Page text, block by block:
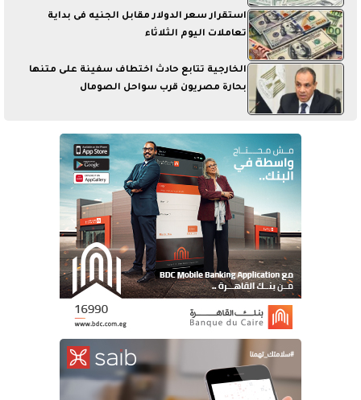
استقرار سعر الدولار مقابل الجنيه فى بداية
تعاملات اليوم الثلاثاء
الخارجية تتابع حادث اختطاف سفينة على متنها
بحارة مصريون قرب سواحل الصومال